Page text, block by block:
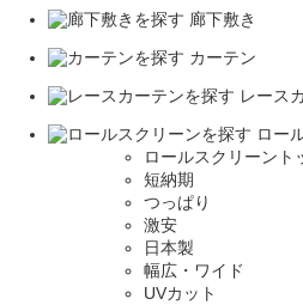
廊下敷き
カーテン
レース
ロー
ロールスクリーント
短納期
つっぱり
激安
日本製
幅広・ワイド
UVカット